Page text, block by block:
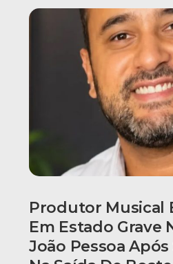
Produtor Musical
Em Estado Grave
João Pessoa